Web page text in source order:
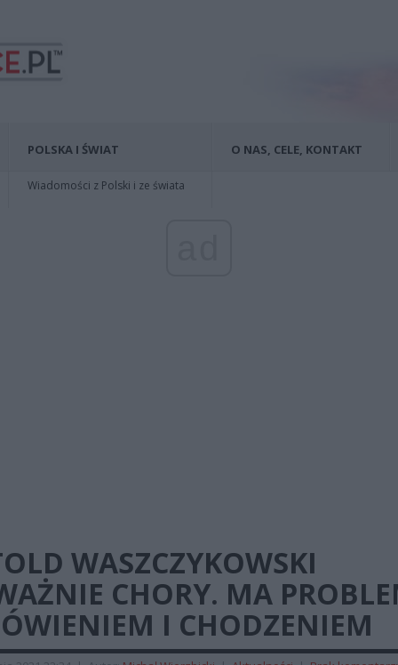
POLSKA I ŚWIAT
Wiadomości z Polski i ze świata
O NAS, CELE, KONTAKT
WASZCZYKOWSKI
CHORY. MA
I CHODZENIEM